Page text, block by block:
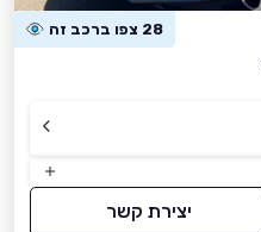
28 צפו ברכב זה
יצירת קשר